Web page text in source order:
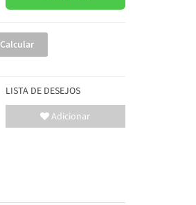
Calcular
LISTA DE DESEJOS
Adicionar